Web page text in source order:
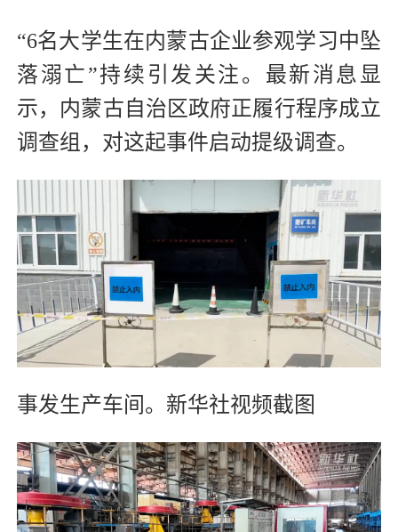
“6名大学生在内蒙古企业参观学习中坠
落溺亡”持续引发关注。最新消息显
示，内蒙古自治区政府正履行程序成立
调查组，对这起事件启动提级调查。
事发生产车间。新华社视频截图